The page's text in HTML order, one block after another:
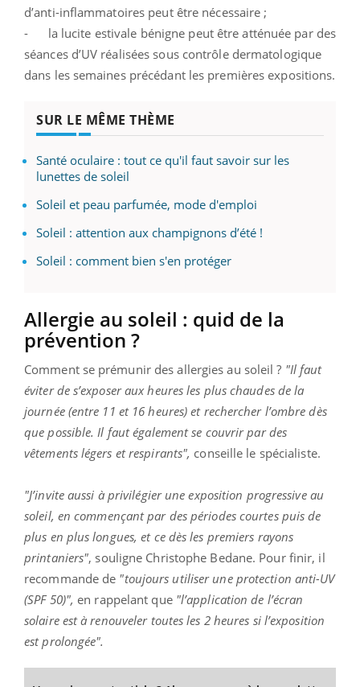
d’anti-inflammatoires peut être nécessaire ;
- la lucite estivale bénigne peut être atténuée par des
séances d’UV réalisées sous contrôle dermatologique
dans les semaines précédant les premières expositions.
SUR LE MÊME THÈME
Santé oculaire : tout ce qu'il faut savoir sur les
lunettes de soleil
Soleil et peau parfumée, mode d'emploi
Soleil : attention aux champignons d’été !
Soleil : comment bien s'en protéger
Allergie au soleil : quid de la
prévention ?
Comment se prémunir des allergies au soleil ? "Il faut
éviter de s’exposer aux heures les plus chaudes de la
journée (entre 11 et 16 heures) et rechercher l’ombre dès
que possible. Il faut également se couvrir par des
vêtements légers et respirants", conseille le spécialiste.
"J’invite aussi à privilégier une exposition progressive au
soleil, en commençant par des périodes courtes puis de
plus en plus longues, et ce dès les premiers rayons
printaniers", souligne Christophe Bedane. Pour finir, il
recommande de "toujours utiliser une protection anti-UV
(SPF 50)", en rappelant que "l’application de l’écran
solaire est à renouveler toutes les 2 heures si l’exposition
est prolongée".